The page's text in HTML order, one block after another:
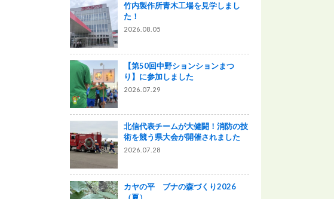
竹内製作所青木工場を見学しまし
た！
2026.08.05
【第50回中野ションションまつ
り】に参加しました
2026.07.29
北信代表チームが大健闘！消防の技
術を競う県大会が開催されました
2026.07.28
カヤの平 ブナの森づくり2026